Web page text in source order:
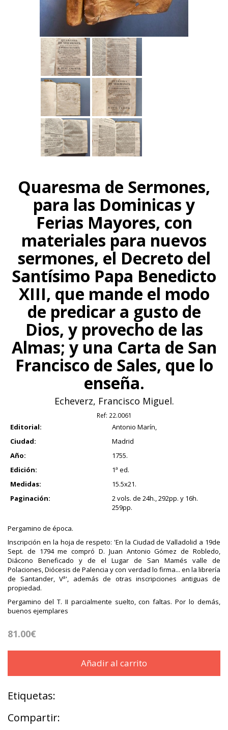
Quaresma de Sermones,
para las Dominicas y
Ferias Mayores, con
materiales para nuevos
sermones, el Decreto del
Santísimo Papa Benedicto
XIII, que mande el modo
de predicar a gusto de
Dios, y provecho de las
Almas; y una Carta de San
Francisco de Sales, que lo
enseña.
Echeverz, Francisco Miguel.
Ref: 22.0061
Editorial:
Antonio Marín,
Ciudad:
Madrid
Año:
1755.
Edición:
1ª ed.
Medidas:
15.5x21.
Paginación:
2 vols. de 24h., 292pp. y 16h.
259pp.
Pergamino de época.
Inscripción en la hoja de respeto: 'En la Ciudad de Valladolid a 19de
Sept. de 1794 me compró D. Juan Antonio Gómez de Robledo,
Diácono Beneficado y de el Lugar de San Mamés valle de
Polaciones, Diócesis de Palencia y con verdad lo firma... en la librería
de Santander, Vª', además de otras inscripciones antiguas de
propiedad.
Pergamino del T. II parcialmente suelto, con faltas. Por lo demás,
buenos ejemplares
81.00€
Añadir al carrito
Etiquetas:
Compartir: